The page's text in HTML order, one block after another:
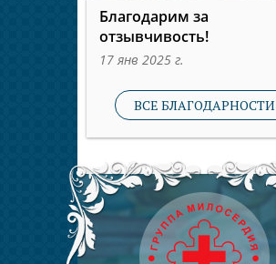
Благодарим за
отзывчивость!
17 янв 2025 г.
ВСЕ БЛАГОДАРНОСТИ